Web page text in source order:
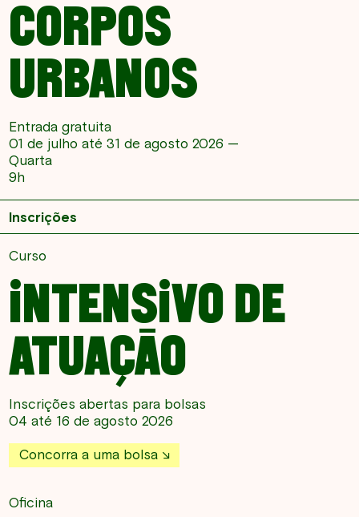
Inscrições
Curso
INTENSIVO DE
ATUAÇÃO
Inscrições abertas para bolsas
04 até 16 de agosto 2026
Concorra a uma bolsa
Oficina
CORPOS
URBANOS
Entrada gratuita
01 de julho até 31 de agosto 2026 —
Quarta
9h